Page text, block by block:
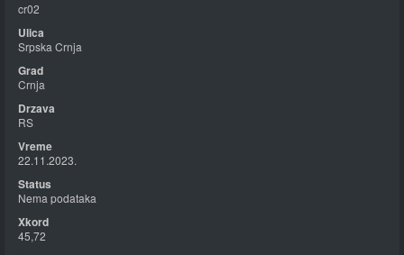
cr02
Srpska Crnja
Crnja
RS
22.11.2023.
Nema podataka
45,72